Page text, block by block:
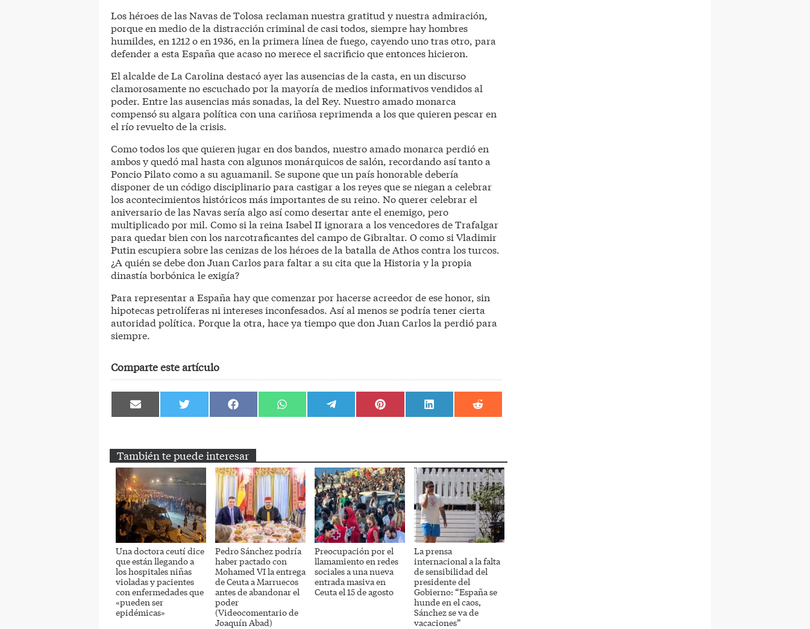
Los héroes de las Navas de Tolosa reclaman nuestra gratitud y nuestra admiración,
porque en medio de la distracción criminal de casi todos, siempre hay hombres
humildes, en 1212 o en 1936, en la primera línea de fuego, cayendo uno tras otro, para
defender a esta España que acaso no merece el sacrificio que entonces hicieron.
El alcalde de La Carolina destacó ayer las ausencias de la casta, en un discurso
clamorosamente no escuchado por la mayoría de medios informativos vendidos al
poder. Entre las ausencias más sonadas, la del Rey. Nuestro amado monarca
compensó su algara política con una cariñosa reprimenda a los que quieren pescar en
el río revuelto de la crisis.
Como todos los que quieren jugar en dos bandos, nuestro amado monarca perdió en
ambos y quedó mal hasta con algunos monárquicos de salón, recordando así tanto a
Poncio Pilato como a su aguamanil. Se supone que un país honorable debería
disponer de un código disciplinario para castigar a los reyes que se niegan a celebrar
los acontecimientos históricos más importantes de su reino. No querer celebrar el
aniversario de las Navas sería algo así como desertar ante el enemigo, pero
multiplicado por mil. Como si la reina Isabel II ignorara a los vencedores de Trafalgar
para quedar bien con los narcotraficantes del campo de Gibraltar. O como si Vladimir
Putin escupiera sobre las cenizas de los héroes de la batalla de Athos contra los turcos.
¿A quién se debe don Juan Carlos para faltar a su cita que la Historia y la propia
dinastía borbónica le exigía?
Para representar a España hay que comenzar por hacerse acreedor de ese honor, sin
hipotecas petrolíferas ni intereses inconfesados. Así al menos se podría tener cierta
autoridad política. Porque la otra, hace ya tiempo que don Juan Carlos la perdió para
siempre.
Comparte este artículo
Compartir
en
Compartir
en
Compartir
en
Compartir
en
Compartir
en
Compartir
en
Compartir
en
Compartir
en
También te puede interesar
Una doctora ceutí dice
que están llegando a
los hospitales niñas
violadas y pacientes
con enfermedades que
«pueden ser
epidémicas»
Pedro Sánchez podría
haber pactado con
Mohamed VI la entrega
de Ceuta a Marruecos
antes de abandonar el
poder
(Videocomentario de
Joaquín Abad)
Preocupación por el
llamamiento en redes
sociales a una nueva
entrada masiva en
Ceuta el 15 de agosto
La prensa
internacional a la falta
de sensibilidad del
presidente del
Gobierno: “España se
hunde en el caos,
Sánchez se va de
vacaciones”